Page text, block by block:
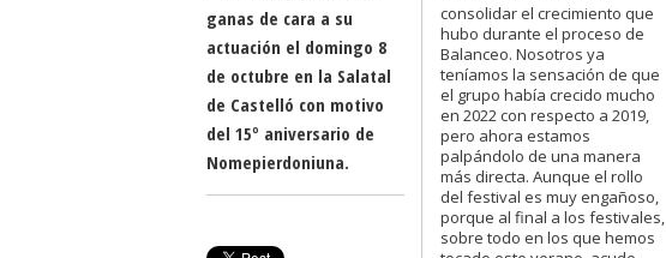
ganas de cara a su
actuación el domingo 8
de octubre en la Salatal
de Castelló con motivo
del 15º aniversario de
Nomepierdoniuna.
consolidar el crecimiento que
hubo durante el proceso de
Balanceo. Nosotros ya
teníamos la sensación de que
el grupo había crecido mucho
en 2022 con respecto a 2019,
pero ahora estamos
palpándolo de una manera
más directa. Aunque el rollo
del festival es muy engañoso,
porque al final a los festivales,
sobre todo en los que hemos